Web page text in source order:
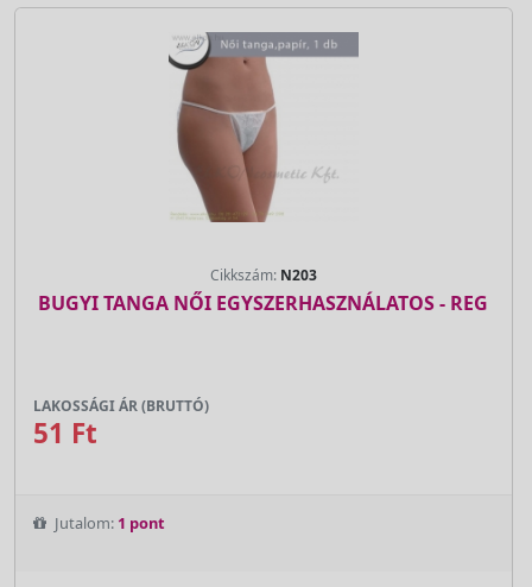
Cikkszám: N203
BUGYI TANGA NŐI EGYSZERHASZNÁLATOS - REG
LAKOSSÁGI ÁR (BRUTTÓ)
51 Ft
Jutalom: 1 pont